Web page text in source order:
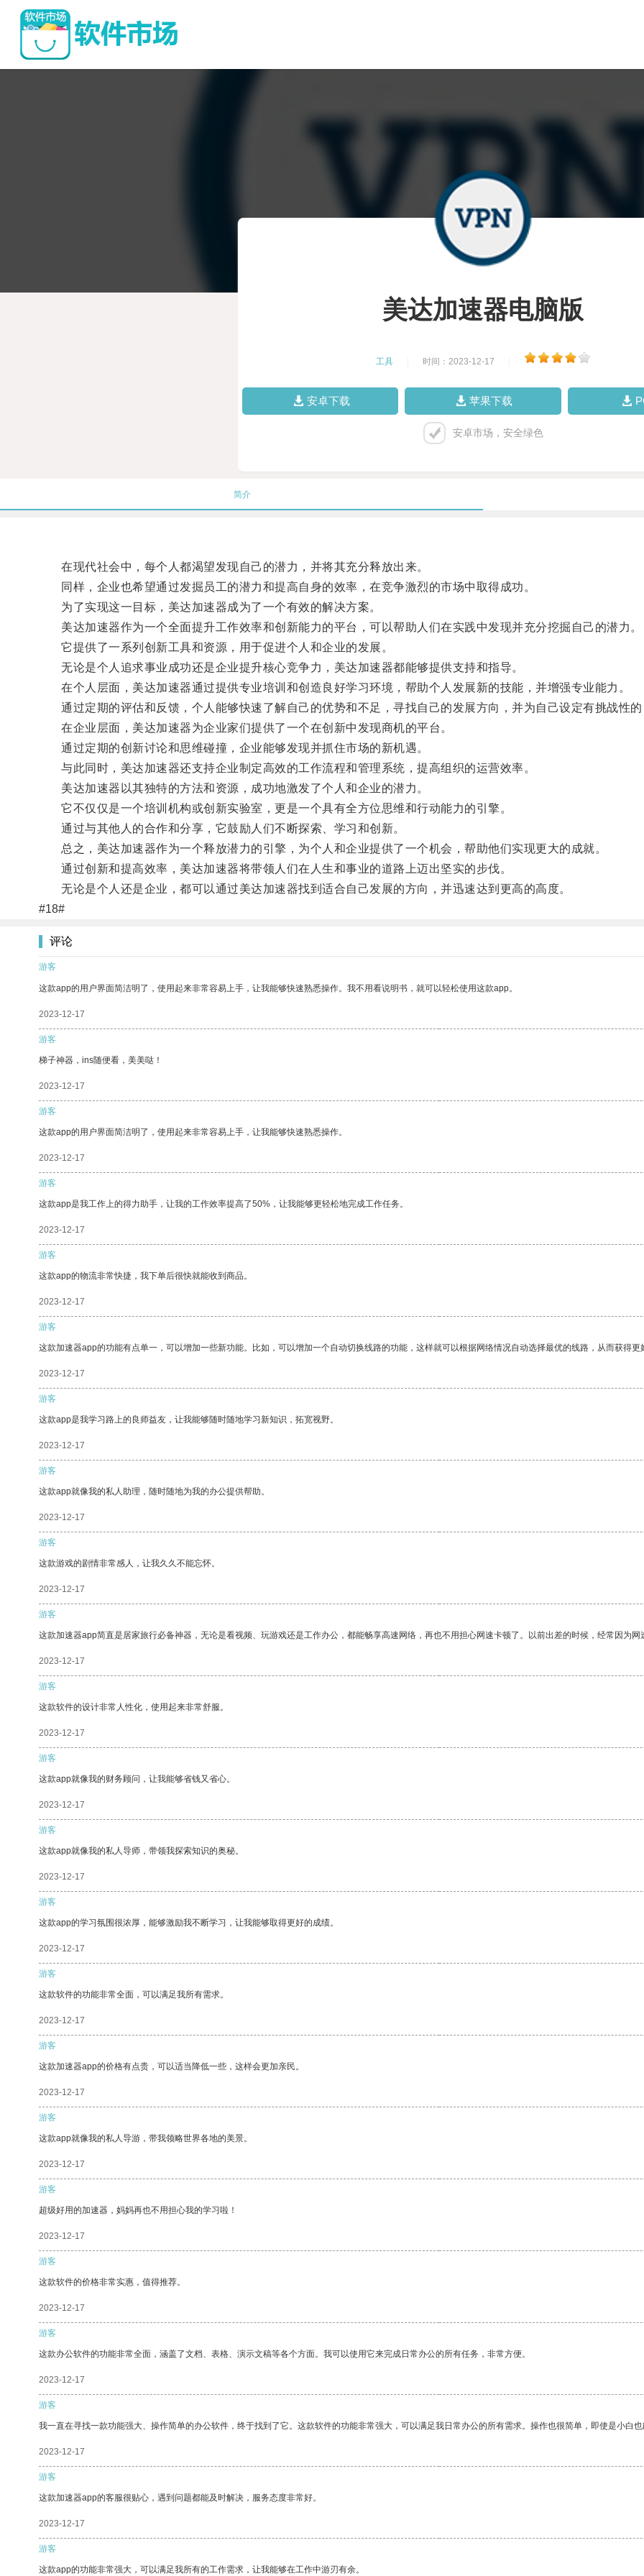
美达加速器电脑版
工具 时间：2023-12-17
安卓下载 苹果下载
安卓市场，安全绿色
简介
在现代社会中，每个人都渴望发现自己的潜力，并将其充分释放出来。
同样，企业也希望通过发掘员工的潜力和提高自身的效率，在竞争激烈的市场中取得成功。
为了实现这一目标，美达加速器成为了一个有效的解决方案。
美达加速器作为一个全面提升工作效率和创新能力的平台，可以帮助人们在实践中发现并充分挖掘自己的潜力。
它提供了一系列创新工具和资源，用于促进个人和企业的发展。
无论是个人追求事业成功还是企业提升核心竞争力，美达加速器都能够提供支持和指导。
在个人层面，美达加速器通过提供专业培训和创造良好学习环境，帮助个人发展新的技能，并增强专业能力。
通过定期的评估和反馈，个人能够快速了解自己的优势和不足，寻找自己的发展方向，并为自己设定有挑战性
在企业层面，美达加速器为企业家们提供了一个在创新中发现商机的平台。
通过定期的创新讨论和思维碰撞，企业能够发现并抓住市场的新机遇。
与此同时，美达加速器还支持企业制定高效的工作流程和管理系统，提高组织的运营效率。
美达加速器以其独特的方法和资源，成功地激发了个人和企业的潜力。
它不仅仅是一个培训机构或创新实验室，更是一个具有全方位思维和行动能力的引擎。
通过与其他人的合作和分享，它鼓励人们不断探索、学习和创新。
总之，美达加速器作为一个释放潜力的引擎，为个人和企业提供了一个机会，帮助他们实现更大的成就。
通过创新和提高效率，美达加速器将带领人们在人生和事业的道路上迈出坚实的步伐。
无论是个人还是企业，都可以通过美达加速器找到适合自己发展的方向，并迅速达到更高的高度。
#18#
评论
游客
这款app的用户界面简洁明了，使用起来非常容易上手，让我能够快速熟悉操作。我不用看说明书，就可以轻松使用这款app。
2023-12-17
游客
梯子神器，ins随便看，美美哒！
2023-12-17
游客
这款app的用户界面简洁明了，使用起来非常容易上手，让我能够快速熟悉操作。
2023-12-17
游客
这款app是我工作上的得力助手，让我的工作效率提高了50%，让我能够更轻松地完成工作任务。
2023-12-17
游客
这款app的物流非常快捷，我下单后很快就能收到商品。
2023-12-17
游客
这款加速器app的功能有点单一，可以增加一些新功能。比如，可以增加一个自动切换线路的功能，这样就可以根据网络情况自动选择最优的线路，从而获得更
2023-12-17
游客
这款app是我学习路上的良师益友，让我能够随时随地学习新知识，拓宽视野。
2023-12-17
游客
这款app就像我的私人助理，随时随地为我的办公提供帮助。
2023-12-17
游客
这款游戏的剧情非常感人，让我久久不能忘怀。
2023-12-17
游客
这款加速器app简直是居家旅行必备神器，无论是看视频、玩游戏还是工作办公，都能畅享高速网络，再也不用担心网速卡顿了。以前出差的时候，经常因为
2023-12-17
游客
这款软件的设计非常人性化，使用起来非常舒服。
2023-12-17
游客
这款app就像我的财务顾问，让我能够省钱又省心。
2023-12-17
游客
这款app就像我的私人导师，带领我探索知识的奥秘。
2023-12-17
游客
这款app的学习氛围很浓厚，能够激励我不断学习，让我能够取得更好的成绩。
2023-12-17
游客
这款软件的功能非常全面，可以满足我所有需求。
2023-12-17
游客
这款加速器app的价格有点贵，可以适当降低一些，这样会更加亲民。
2023-12-17
游客
这款app就像我的私人导游，带我领略世界各地的美景。
2023-12-17
游客
超级好用的加速器，妈妈再也不用担心我的学习啦！
2023-12-17
游客
这款软件的价格非常实惠，值得推荐。
2023-12-17
游客
这款办公软件的功能非常全面，涵盖了文档、表格、演示文稿等各个方面。我可以使用它来完成日常办公的所有任务，非常方便。
2023-12-17
游客
我一直在寻找一款功能强大、操作简单的办公软件，终于找到了它。这款软件的功能非常强大，可以满足我日常办公的所有需求。操作也很简单，即使是小白
2023-12-17
游客
这款加速器app的客服很贴心，遇到问题都能及时解决，服务态度非常好。
2023-12-17
游客
这款app的功能非常强大，可以满足我所有的工作需求，让我能够在工作中游刃有余。